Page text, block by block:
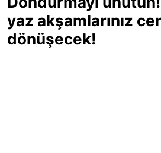
yaz akşamlarınız
dönüşecek!